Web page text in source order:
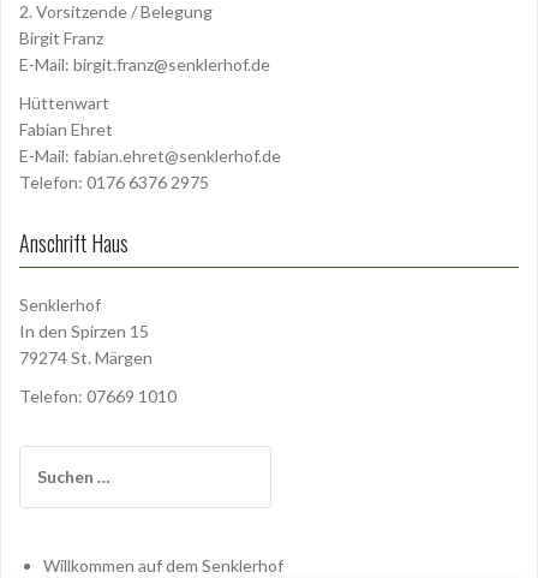
2. Vorsitzende / Belegung
Birgit Franz
E-Mail: birgit.franz@senklerhof.de
Hüttenwart
Fabian Ehret
E-Mail: fabian.ehret@senklerhof.de
Telefon: 0176 6376 2975
Anschrift Haus
Senklerhof
In den Spirzen 15
79274 St. Märgen
Telefon: 07669 1010
nach:
Willkommen auf dem Senklerhof